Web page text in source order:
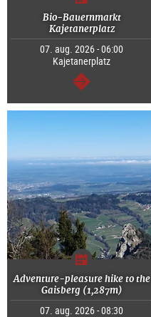
Bio-Bauernmarkt
Kajetanerplatz
07. aug. 2026 - 06:00
Kajetanerplatz
Tovább
Adventure-pleasure hike to the
Gaisberg (1,287m)
07. aug. 2026 - 08:30